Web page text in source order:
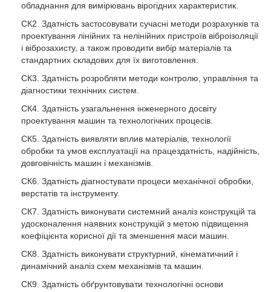
обладнання для вимірювань вірогідних характеристик.
СК2. Здатність застосовувати сучасні методи розрахунків та
проектування лінійних та нелінійних пристроїв віброізоляції
і віброзахисту, а також проводити вибір матеріалів та
стандартних складових для їх виготовлення.
СК3. Здатність розробляти методи контролю, управління та
діагностики технічних систем.
СК4. Здатність узагальнення інженерного досвіту
проектування машин та технологічних процесів.
СК5. Здатність виявляти вплив матеріалів, технології
обробки та умов експлуатації на працездатність, надійність,
довговічність машин і механізмів.
СК6. Здатність діагностувати процеси механічної обробки,
верстатів та інструменту.
СК7. Здатність виконувати системний аналіз конструкцій та
удосконалення наявних конструкцій з метою підвищення
коефіцієнта корисної дії та зменшення маси машин.
СК8. Здатність виконувати структурний, кінематичний і
динамічний аналіз схем механізмів та машин.
СК9. Здатність обґрунтовувати технологічні основи